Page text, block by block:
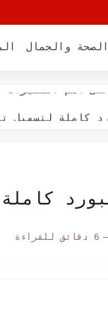
الصحة والجمال
التسجيل
الأهلي
البنك
6 دقائق للقراءة